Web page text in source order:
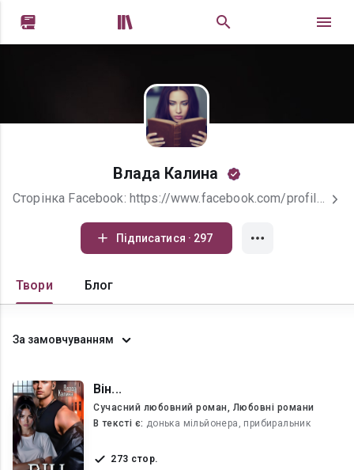
 
Влада Калина
Сторінка Facebook: https://www.facebook.com/profile.php?id=100050733202338 Також мене можна знайти в інстаграм, тік-ток
Підписатися · 297
Твори Блог
За замовчуванням
Він...
Сучасний любовний роман, Любовні романи
В текcті є: донька мільйонера, прибиральник
273 стор.